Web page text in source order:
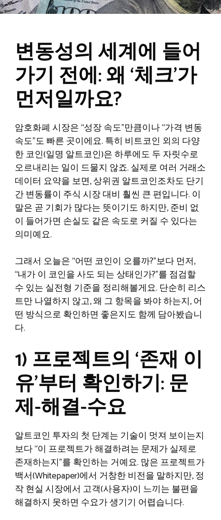
변동성의 세계에 들어
가기 전에: 왜 ‘체크’가
먼저일까요?
암호화폐 시장은 “성장 속도”만큼이나 “가격 변동
속도”도 빠른 곳이에요. 특히 비트코인 외의 다양
한 코인(일명 알트코인)은 하루에도 두 자릿수로
오르내리는 일이 드물지 않죠. 실제로 여러 거래소
데이터 요약을 보면, 상위권 알트코인조차도 단기
간 변동률이 주식 시장 대비 훨씬 큰 편입니다. 이
말은 곧 기회가 많다는 뜻이기도 하지만, 준비 없
이 들어가면 손실도 같은 속도로 커질 수 있다는
의미예요.
그래서 오늘은 “어떤 코인이 오를까?”보다 먼저,
“내가 이 코인을 사도 되는 상태인가?”를 점검할
수 있는 실전형 기준을 정리해볼게요. 단순히 리스
트만 나열하지 않고, 왜 그 항목을 봐야 하는지, 어
떤 방식으로 확인하면 좋은지도 함께 담아봤습니
다.
1) 프로젝트의 ‘존재 이
유’부터 확인하기: 문
제-해결-수요
알트코인 투자의 첫 단계는 기술이 멋져 보이는지
보다 “이 프로젝트가 해결하려는 문제가 실제로
존재하는지”를 확인하는 거예요. 많은 프로젝트가
백서(Whitepaper)에서 거창한 비전을 말하지만, 정
작 현실 시장에서 고객(사용자)이 느끼는 불편을
해결하지 못하면 수요가 생기기 어렵습니다.